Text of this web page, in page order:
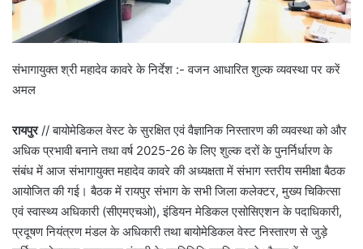
संभागायुक्त श्री महादेव कावरे के निर्देश :- वजन आधारित शुल्क व्यवस्था पर करें
अमल
रायपुर// बायोमेडिकल वेस्ट के सुरक्षित एवं वैज्ञानिक निस्तारण की व्यवस्था को और
अधिक प्रभावी बनाने तथा वर्ष 2025-26 के लिए शुल्क दरों के पुनर्निर्धारण के
संबंध में आज संभागायुक्त महादेव कावरे की अध्यक्षता में संभाग स्तरीय समीक्षा बैठक
आयोजित की गई। बैठक में रायपुर संभाग के सभी जिला कलेक्टर, मुख्य चिकित्सा
एवं स्वास्थ्य अधिकारी (सीएमएचओ), इंडियन मेडिकल एसोसिएशन के पदाधिकारी,
प्रदूषण नियंत्रण मंडल के अधिकारी तथा बायोमेडिकल वेस्ट निस्तारण से जुड़े